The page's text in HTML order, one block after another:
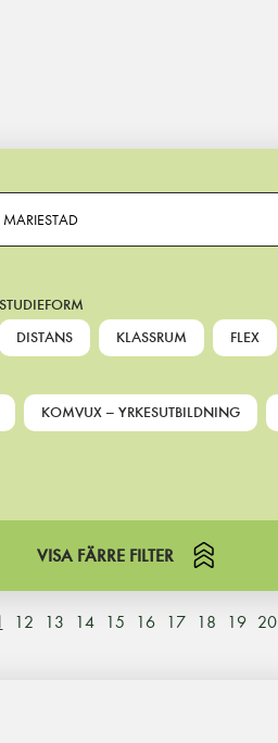
MARIESTAD
STUDIEFORM
DISTANS
KLASSRUM FLEX
KOMVUX – YRKESUTBILDNING
VISA FÄRRE FILTER
12 13 14 15 16 17 18 19 20